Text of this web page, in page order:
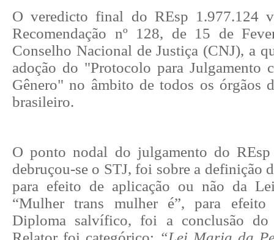
O veredicto final do REsp 1.977.124
Recomendação nº 128, de 15 de
Conselho Nacional de Justiça (CNJ), a
adoção do "Protocolo para Julgamento
Gênero" no âmbito de todos os órgãos
brasileiro.
O ponto nodal do julgamento do
debruçou-se o STJ, foi sobre a definição
para efeito de aplicação ou não da
“Mulher trans mulher é”, para
Diploma salvífico, foi a conclusão